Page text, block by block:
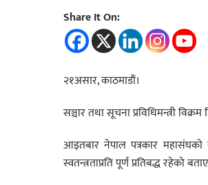
Share It On:
२१असार, काठमाडौं।
सञ्चार तथा सूचना प्रविधिमन्त्री
आइतबार नेपाल पत्रकार महासंघको
स्वतन्त्रताप्रति पूर्ण प्रतिबद्ध रहेको